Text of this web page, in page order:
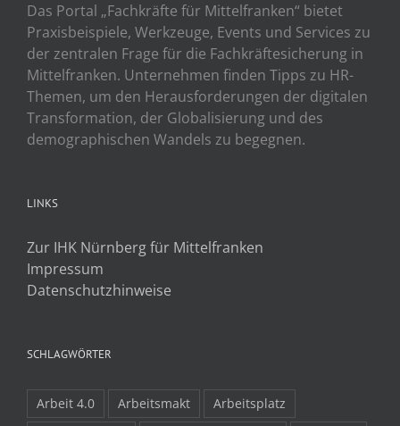
Das Portal „Fachkräfte für Mittelfranken“ bietet
Praxisbeispiele, Werkzeuge, Events und Services zu
der zentralen Frage für die Fachkräftesicherung in
Mittelfranken. Unternehmen finden Tipps zu HR-
Themen, um den Herausforderungen der digitalen
Transformation, der Globalisierung und des
demographischen Wandels zu begegnen.
LINKS
Zur IHK Nürnberg für Mittelfranken
Impressum
Datenschutzhinweise
SCHLAGWÖRTER
Arbeit 4.0 Arbeitsmakt
Arbeitsplatz